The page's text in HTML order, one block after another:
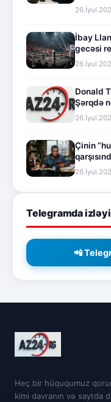
İbay
gecəsi
Donald
Şərqdə
Çinin
Telegramda
📲
Heç bir hüququmuz
kimi davranın və saytda